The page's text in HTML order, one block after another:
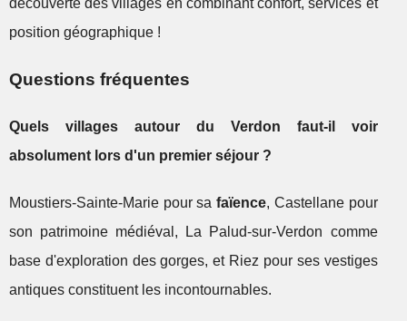
découverte des villages en combinant confort, services et
position géographique !
Questions fréquentes
Quels villages autour du Verdon faut-il voir
absolument lors d'un premier séjour ?
Moustiers-Sainte-Marie pour safaïence, Castellane pour
son patrimoine médiéval, La Palud-sur-Verdon comme
base d'exploration des gorges, et Riez pour ses vestiges
antiques constituent les incontournables.